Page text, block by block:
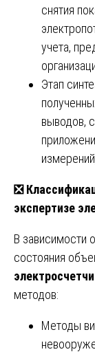
снятия
учета,
Этап
выводов,
❎
экспертизе
В зависимости
состояния
методов:
Методы